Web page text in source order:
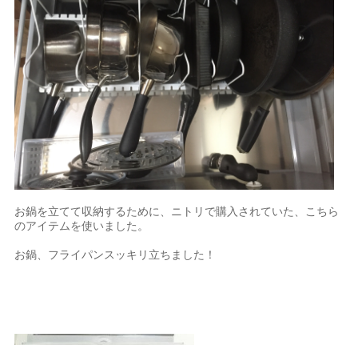
お鍋を立てて収納するために、ニトリで購入されていた、こちら
のアイテムを使いました。
お鍋、フライパンスッキリ立ちました！